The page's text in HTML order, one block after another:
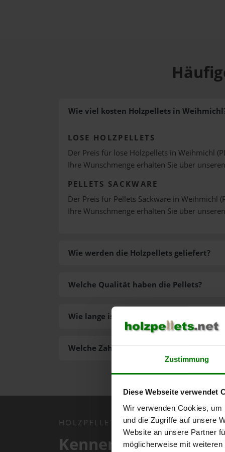
Zustimmung
Diese Webseite verwendet
Wir verwenden Cookies,
und die Zugriffe auf unsere
Website an unsere Partner
möglicherweise mit
Wie viel kosten Holzpellets in
LOSE HOLZPELLETS
Der Preis für lose Holzpellets in Weihmichl
Ihre Wunschmenge erhalten Sie über unseren
PELLETS SACKWARE
Der Preis für Pellets Sackware in Weihmichl
Ihre Wunschmenge erhalten Sie über unseren
Wie werden die Holzpellets geliefert?
Welche Zahlungsarten gibt es?
Welche Qualität haben die Pellets?
Wie lange ist die Lieferzeit der Pellets?
HOLZPELLETS.NET APP
Kennen Sie schon